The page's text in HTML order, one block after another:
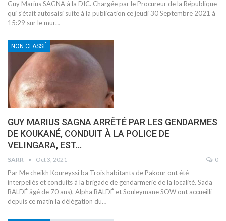
Guy Marius SAGNA à la DIC. Chargée par le Procureur de la République
qui s'était autosaisi suite à la publication ce jeudi 30 Septembre 2021 à
15:29 sur le mur…
NON CLASSÉ
GUY MARIUS SAGNA ARRÊTÉ PAR LES GENDARMES
DE KOUKANÉ, CONDUIT À LA POLICE DE
VELINGARA, EST…
SARR Oct 3, 2021 0
Par Me cheikh Koureyssi ba Trois habitants de Pakour ont été
interpellés et conduits à la brigade de gendarmerie de la localité. Sada
BALDÉ âgé de 70 ans), Alpha BALDÉ et Souleymane SOW ont accueilli
depuis ce matin la délégation du…